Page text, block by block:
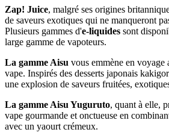
Zap! Juice, malgré ses origines
de saveurs exotiques qui ne manqueront
Plusieurs gammes d'e-liquides sont
large gamme de vapoteurs.
La gamme Aisu vous emmène en voyage
vape. Inspirés des desserts japonais
une explosion de saveurs fruitées,
La gamme Aisu Yuguruto, quant à elle,
vape gourmande et onctueuse en
avec un yaourt crémeux.